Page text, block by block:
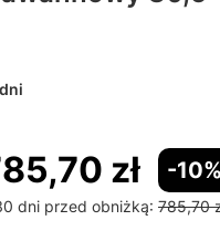
zł -10%
dni przed obniżką: 785,70